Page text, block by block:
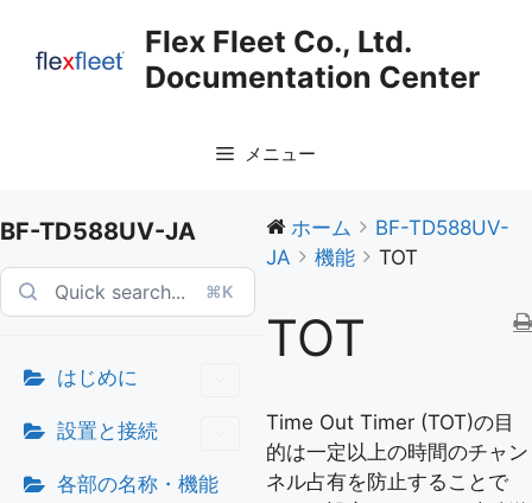
キ
プ
Flex Fleet Co., Ltd.
Documentation Center
メニュー
BF-TD588UV-JA
⌘K
はじめに
設置と接続
各部の名称・機能
ホーム
BF-TD588UV-
JA
機能 TOT
TOT
Time Out Timer (TOT)の目
的は一定以上の時間のチャン
ネル占有を防止することで